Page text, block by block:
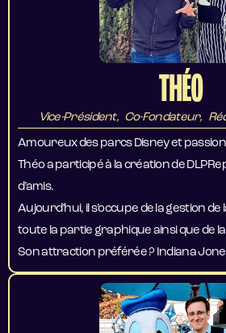
THÉO
Vice-Président, Co-Fondateur,
Amoureux des parcs Disney et
Théo a participé à la création de
d’amis.
Aujourd’hui, il s’occupe de la gestion
toute la partie graphique ainsi que de
Son attraction préférée ? Indiana